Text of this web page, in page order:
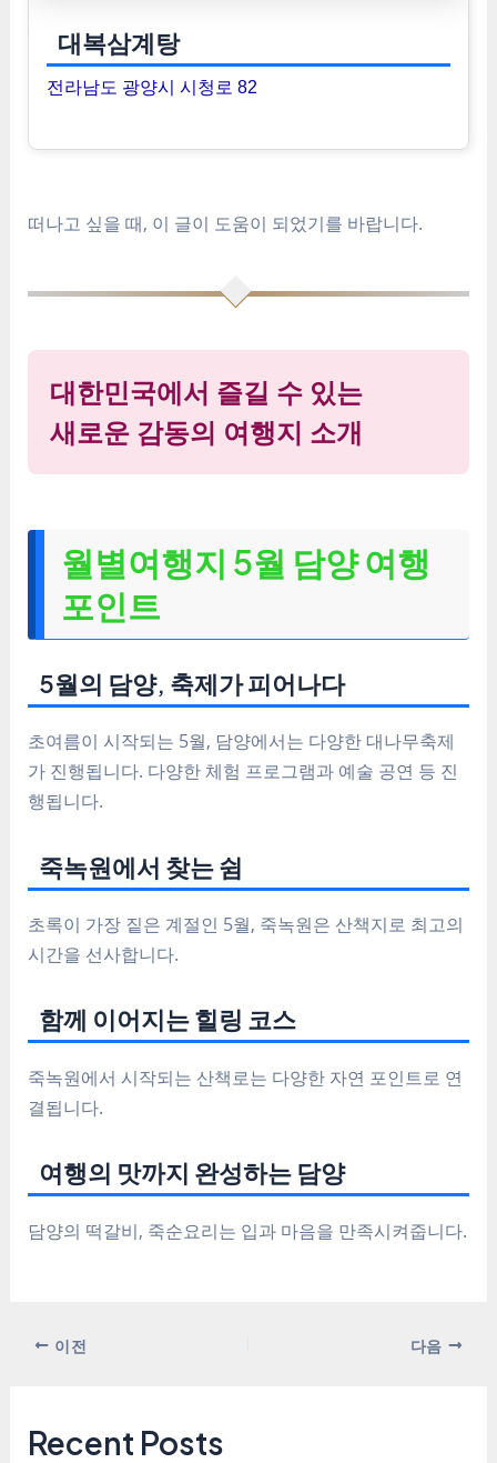
대복삼계탕
전라남도 광양시 시청로 82
떠나고 싶을 때, 이 글이 도움이 되었기를 바랍니다.
대한민국에서 즐길 수 있는
새로운 감동의 여행지 소개
월별여행지 5월 담양 여행
포인트
5월의 담양, 축제가 피어나다
초여름이 시작되는 5월, 담양에서는 다양한 대나무축제
가 진행됩니다. 다양한 체험 프로그램과 예술 공연 등 진
행됩니다.
죽녹원에서 찾는 쉼
초록이 가장 짙은 계절인 5월, 죽녹원은 산책지로 최고의
시간을 선사합니다.
함께 이어지는 힐링 코스
죽녹원에서 시작되는 산책로는 다양한 자연 포인트로 연
결됩니다.
여행의 맛까지 완성하는 담양
담양의 떡갈비, 죽순요리는 입과 마음을 만족시켜줍니다.
이전 다음
Recent Posts